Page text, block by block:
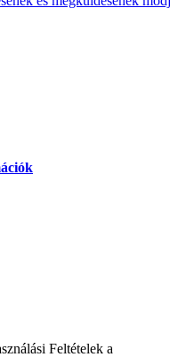
Feltételek a